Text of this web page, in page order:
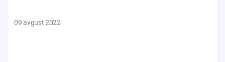
09 avgust 2022